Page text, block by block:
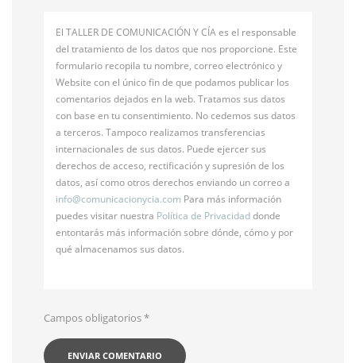
El TALLER DE COMUNICACIÓN Y CÍA es el responsable
del tratamiento de los datos que nos proporcione. Este
formulario recopila tu nombre, correo electrónico y
Website con el único fin de que podamos publicar los
comentarios dejados en la web. Tratamos sus datos
con base en tu consentimiento. No cedemos sus datos
a terceros. Tampoco realizamos transferencias
internacionales de sus datos. Puede ejercer sus
derechos de acceso, rectificación y supresión de los
datos, así como otros derechos enviando un correo a
info@comunicacionycia.com Para más información
puedes visitar nuestra Política de Privacidaddonde
entontarás más información sobre dónde, cómo y por
qué almacenamos sus datos.
Campos obligatorios*